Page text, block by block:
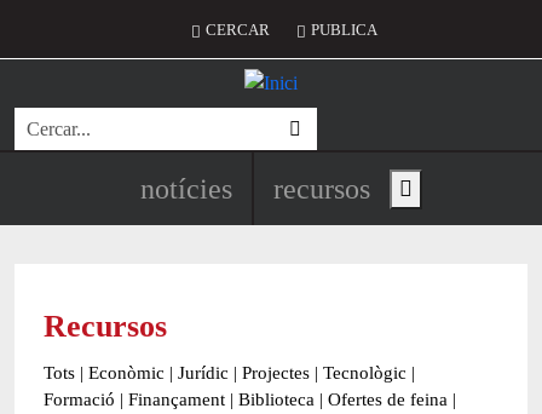
Menú del compte d'usuari
CERCAR PUBLICA
Cerca
Navegació principal de
notícies recursos Show main menu
Recursos
Tots | Econòmic | Jurídic | Projectes | Tecnològic |
Formació | Finançament | Biblioteca | Ofertes de feina |